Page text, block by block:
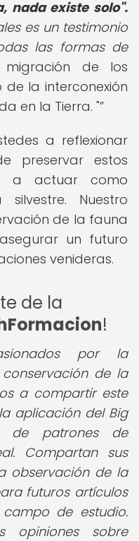
nada existe solo".
es un testimonio
las formas de
migración de los
de la interconexión
en la Tierra. "
a reflexionar
preservar estos
a actuar como
Nuestro
de la fauna
un futuro
venideras.
de la
!
por la
de la
a compartir este
aplicación del Big
de patrones de
Compartan sus
observación de la
futuros artículos
de estudio.
opiniones sobre